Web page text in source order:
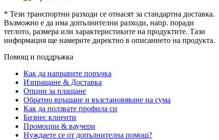
* Тези транспортни разходи се отнасят за стандартна доставка.
Възможно е да има допълнителни разходи, напр. поради
теглото, размера или характеристиките на продуктите. Тази
информация ще намерите директно в описанието на продукта.
Помощ и поддръжка
Как да направите поръчка
Изпращане & Доставка
Опции за плащане
Обратно връщане и възстановяване на сума
Как да ползвате профила си
Бизнес клиенти
Промоции & ваучери
Нуждаете се от допълнителна помощ?